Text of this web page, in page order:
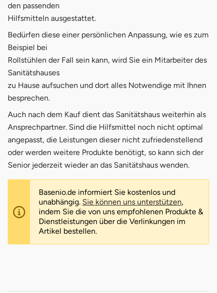
den passenden
Hilfsmitteln ausgestattet.
Bedürfen diese einer persönlichen Anpassung, wie es zum
Beispiel bei
Rollstühlen der Fall sein kann, wird Sie ein Mitarbeiter des
Sanitätshauses
zu Hause aufsuchen und dort alles Notwendige mit Ihnen
besprechen.
Auch nach dem Kauf dient das Sanitätshaus weiterhin als
Ansprechpartner. Sind die Hilfsmittel noch nicht optimal
angepasst, die Leistungen dieser nicht zufriedenstellend
oder werden weitere Produkte benötigt, so kann sich der
Senior jederzeit wieder an das Sanitätshaus wenden.
Basenio.de informiert Sie kostenlos und
unabhängig. Sie können uns unterstützen,
indem Sie die von uns empfohlenen Produkte &
Dienstleistungen über die Verlinkungen im
Artikel bestellen.